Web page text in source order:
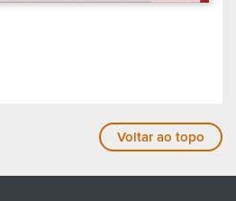
Voltar ao topo